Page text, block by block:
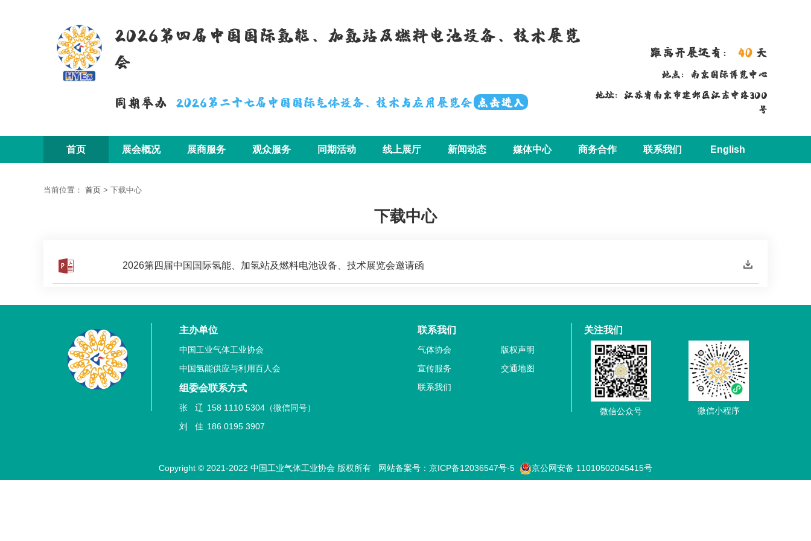
2026第四届中国国际氢能、加氢站及燃料电池设备、技术展览
会
同期举办 2026第二十七届中国国际气体设备、技术与应用展览会 点击进入
距离开展还有： 40 天
地点：南京国际博览中心
地址：江苏省南京市建邺区江东中路300
号
首页 展会概况 展商服务 观众服务 同期活动 线上展厅 新闻动态 媒体中心 商务合作 联系我们 English
当前位置： 首页 > 下载中心
下载中心
2026第四届中国国际氢能、加氢站及燃料电池设备、技术展览会邀请函
主办单位
中国工业气体工业协会
中国氢能供应与利用百人会
组委会联系方式
张 辽 158 1110 5304（微信同号）
刘 佳 186 0195 3907
联系我们
气体协会
版权声明
宣传服务
交通地图
联系我们
关注我们
微信公众号 微信小程序
Copyright © 2021-2022 中国工业气体工业协会 版权所有 网站备案号： 京ICP备12036547号-5 京公网安备 11010502045415号